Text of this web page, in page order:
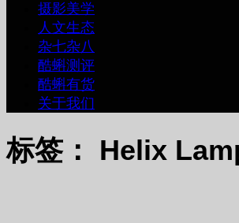
摄影美学
人文生态
杂七杂八
酷蝌测评
酷蝌有货
关于我们
标签： Helix